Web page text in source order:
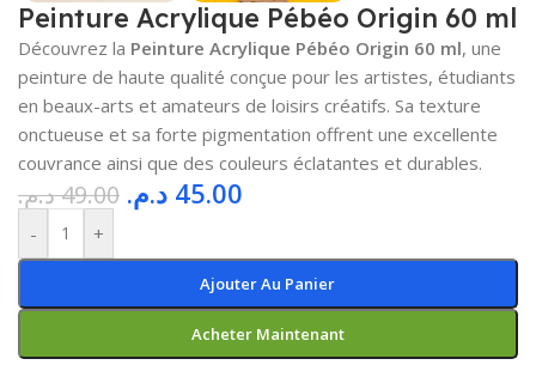
Peinture Acrylique Pébéo Origin 60 ml
Découvrez la Peinture Acrylique Pébéo Origin 60 ml, une
peinture de haute qualité conçue pour les artistes, étudiants
en beaux-arts et amateurs de loisirs créatifs. Sa texture
onctueuse et sa forte pigmentation offrent une excellente
couvrance ainsi que des couleurs éclatantes et durables.
49.00د.م. 45.00 د.م.
- +
Ajouter Au Panier
Acheter Maintenant